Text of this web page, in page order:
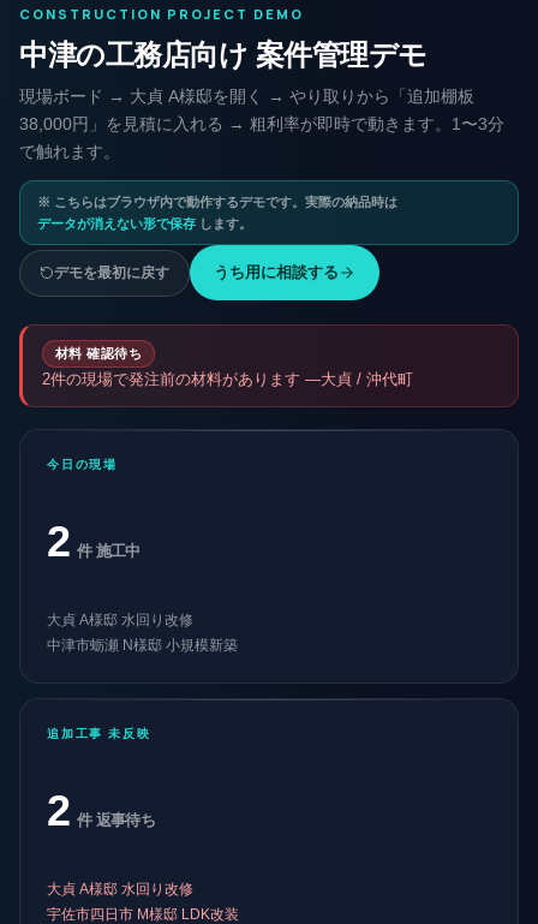
CONSTRUCTION PROJECT DEMO
中津の工務店向け 案件管理デモ
現場ボード → 大貞 A様邸を開く → やり取りから「追加棚板
38,000円」を見積に入れる → 粗利率が即時で動きます。1〜3分
で触れます。
※ こちらはブラウザ内で動作するデモです。実際の納品時は
データが消えない形で保存 します。
デモを最初に戻す うち用に相談する
材料 確認待ち
2件の現場で発注前の材料があります —大貞 / 沖代町
今日の現場
2 件 施工中
大貞 A様邸 水回り改修
中津市蛎瀬 N様邸 小規模新築
追加工事 未反映
2 件 返事待ち
大貞 A様邸 水回り改修
宇佐市四日市 M様邸 LDK改装
大
施主 大貞A様
昨日来てもらった件ですが、追加で棚
板1枚お願いできますか？
一昨日 19:42
河
親方
親方
河野棟梁、洗面横の追加棚板1枚、可能
ですか？
河野棟梁
入れますよ。集成材の20mm厚で、材
工 38,000円(税別) で見ます。
昨日 09:15
あと、天井の照明、追加で1個増やした
昨日 14:02
安部さん、追加照明1個入れる方向でい
けますか？